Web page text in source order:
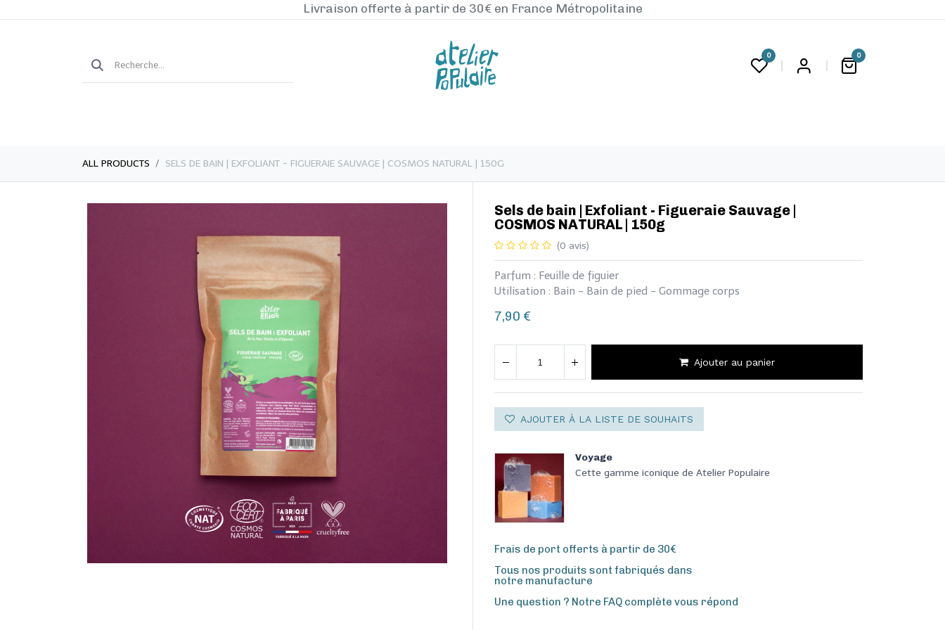
Livraison offerte à partir de 30€ en France Métropolitaine
0 0
ALL PRODUCTS ​​SELS DE BAIN | EXFOLIANT - FIGUERAIE SAUVAGE | COSMOS NATURAL | 150G
​​Sels de bain | Exfoliant - Figueraie Sauvage |
COSMOS NATURAL | 150g
(0 avis)
Parfum : Feuille de figuier
Utilisation : Bain - Bain de pied - Gommage corps
7,90 €
Ajouter au panier
AJOUTER À LA LISTE DE SOUHAITS
Voyage
Cette gamme iconique de Atelier Populaire
Frais de port offerts à partir de 30€
Tous nos produits sont fabriqués dans
notre manufacture
Une question ? Notre FAQ complète vous répond